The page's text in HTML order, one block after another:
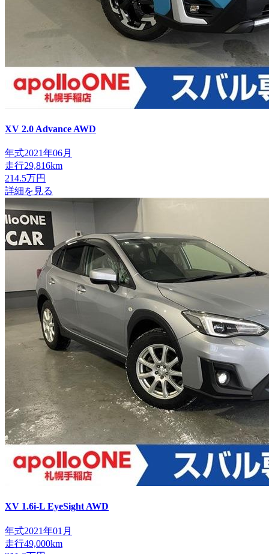
XV 2.0 Advance AWD
年式2021年06月
走行29,816km
214.5万円
詳細を見る
XV 1.6i-L EyeSight AWD
年式2021年01月
走行49,000km